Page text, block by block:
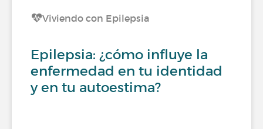
Viviendo con Epilepsia
Epilepsia: ¿cómo influye la
enfermedad en tu identidad
y en tu autoestima?